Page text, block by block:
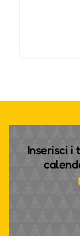
Inserisci i